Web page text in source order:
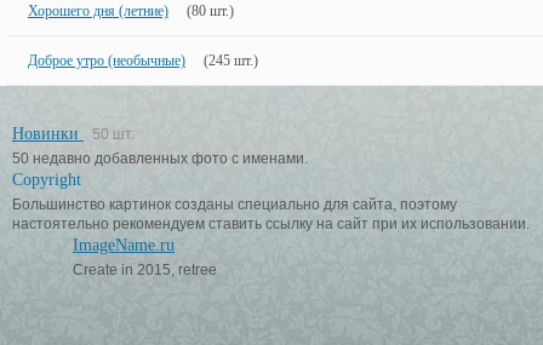
Хорошего дня (летние) (80 шт.)
Доброе утро (необычные) (245 шт.)
Новинки
50 шт.
50 недавно добавленных фото с именами.
Copyright
Большинство картинок созданы специально для сайта, поэтому
настоятельно рекомендуем ставить ссылку на сайт при их использовании.
ImageName.ru
Create in 2015, retree